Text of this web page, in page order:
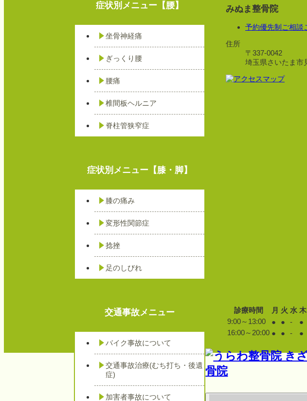
みぬま整骨院
予約優先制 ご相談
住所
〒337-0042
埼玉県さいたま市
診療時間 月 火 水 木
9:00～13:00
● ● - ●
16:00～20:00 ● ● - ●
症状別メニュー【腰】
坐骨神経痛
ぎっくり腰
腰痛
椎間板ヘルニア
脊柱管狭窄症
症状別メニュー【膝・脚】
膝の痛み
変形性関節症
捻挫
足のしびれ
交通事故メニュー
バイク事故について
交通事故治療(むち打ち・後遺
症)
加害者事故について